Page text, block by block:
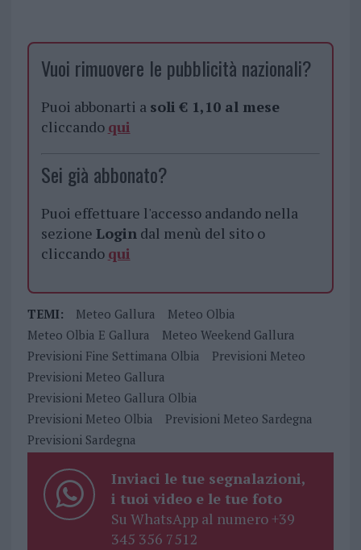
Vuoi rimuovere le pubblicità nazionali?
Puoi abbonarti a soli € 1,10 al mese
cliccando qui
Sei già abbonato?
Puoi effettuare l'accesso andando nella
sezione Logindal menù del sito o
cliccando qui
TEMI: Meteo Gallura
Meteo Olbia
Meteo Olbia E Gallura
Meteo Weekend Gallura
Previsioni Fine Settimana Olbia
Previsioni Meteo
Previsioni Meteo Gallura
Previsioni Meteo Gallura Olbia
Previsioni Meteo Olbia
Previsioni Meteo Sardegna
Previsioni Sardegna
Inviaci le tue segnalazioni,
i tuoi video e le tue foto
Su WhatsApp al numero +39
345 356 7512